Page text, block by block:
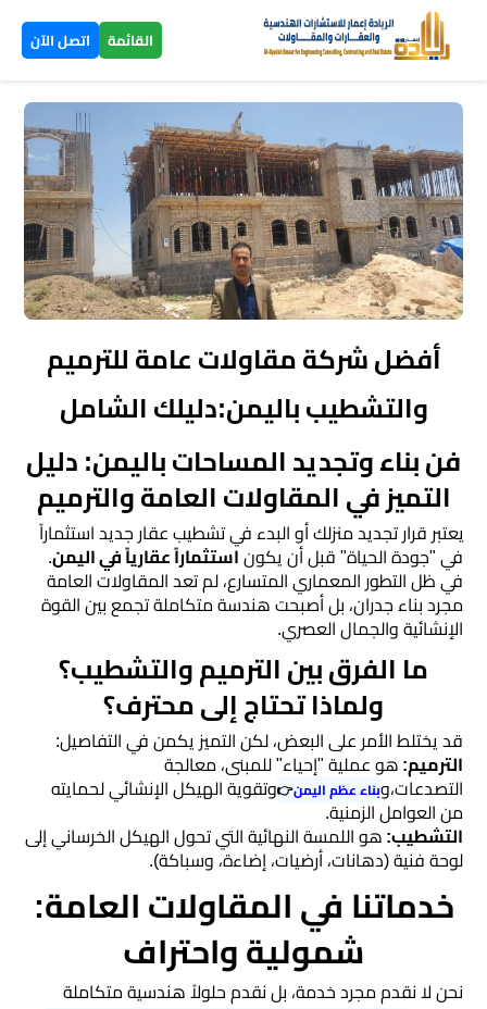
القائمة اتصل الآن ×
الرئيسية
تصاميم
ومخططات▼
بناء
عظم
مفتاح
مقاولات
عامة
تشطيب
وترميم
تحكيم
هندسي
استشارات
هندسية
خدمة
مساحي
أفضل شركة مقاولات عامة للترميم
والتشطيب باليمن:دليلك الشامل
فن بناء وتجديد المساحات باليمن: دليل
التميز في المقاولات العامة والترميم
​يعتبر قرار تجديد منزلك أو البدء في تشطيب عقار جديد استثماراً
في "جودة الحياة" قبل أن يكوناستثماراً عقارياً في اليمن.
في ظل التطور المعماري المتسارع، لم تعد المقاولات العامة
مجرد بناء جدران، بل أصبحت هندسة متكاملة تجمع بين القوة
الإنشائية والجمال العصري.
​ما الفرق بين الترميم والتشطيب؟
ولماذا تحتاج إلى محترف؟
​قد يختلط الأمر على البعض، لكن التميز يكمن في التفاصيل:
​الترميم:هو عملية "إحياء" للمبنى، معالجة
التصدعات،وبناء عظم اليمن👉وتقوية الهيكل الإنشائي لحمايته
من العوامل الزمنية.
​التشطيب:هو اللمسة النهائية التي تحول الهيكل الخرساني إلى
لوحة فنية (دهانات، أرضيات، إضاءة، وسباكة).
​خدماتنا في المقاولات العامة:
شمولية واحتراف
​نحن لا نقدم مجرد خدمة، بل نقدم حلولاً هندسية متكاملة